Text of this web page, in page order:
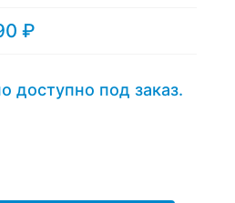
₽
доступно под заказ.